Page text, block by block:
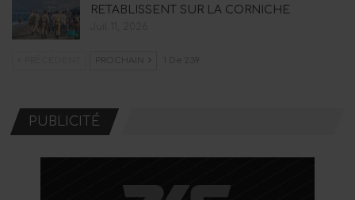
RETABLISSENT SUR LA CORNICHE
PROCHAIN 1 De 239
PUBLICITÉ